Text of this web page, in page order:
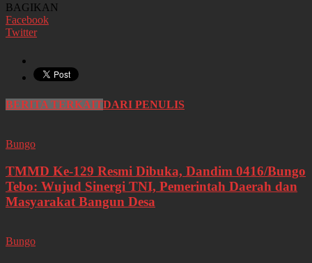
BAGIKAN
Facebook
Twitter
BERITA TERKAITDARI PENULIS
Bungo
TMMD Ke-129 Resmi Dibuka, Dandim 0416/Bungo
Tebo: Wujud Sinergi TNI, Pemerintah Daerah dan
Masyarakat Bangun Desa
Bungo